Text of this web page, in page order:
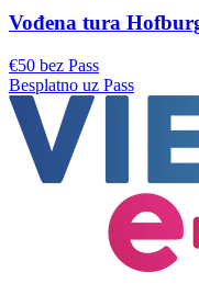
Vođena tura
€50 bez Pass
Besplatno uz Pass